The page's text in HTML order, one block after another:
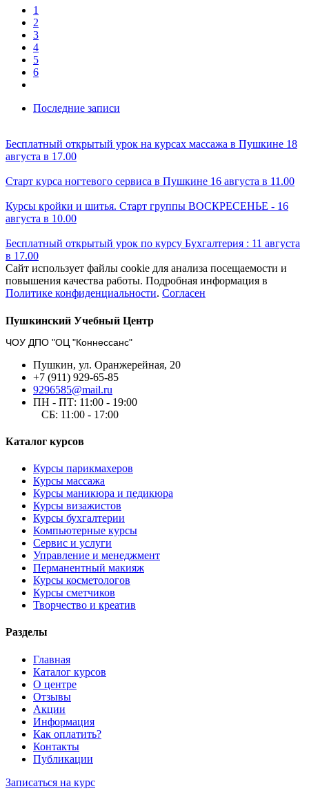
1
2
3
4
5
6
Последние записи
Бесплатный открытый урок на курсах массажа в Пушкине 18
августа в 17.00
Старт курса ногтевого сервиса в Пушкине 16 августа в 11.00
Курсы кройки и шитья. Старт группы ВОСКРЕСЕНЬЕ - 16
августа в 10.00
Бесплатный открытый урок по курсу Бухгалтерия : 11 августа
в 17.00
Сайт использует файлы cookie для анализа посещаемости и
повышения качества работы. Подробная информация в
Политике конфиденциальности. Согласен
Пушкинский Учебный Центр
ЧОУ ДПО "ОЦ "Коннессанс"
Пушкин, ул. Оранжерейная, 20
+7 (911) 929-65-85
9296585@mail.ru
ПН - ПТ: 11:00 - 19:00
СБ: 11:00 - 17:00
Каталог курсов
Курсы парикмахеров
Курсы массажа
Курсы маникюра и педикюра
Курсы визажистов
Курсы бухгалтерии
Компьютерные курсы
Сервис и услуги
Управление и менеджмент
Перманентный макияж
Курсы косметологов
Курсы сметчиков
Творчество и креатив
Разделы
Главная
Каталог курсов
О центре
Отзывы
Акции
Информация
Как оплатить?
Контакты
Публикации
Записаться на курс